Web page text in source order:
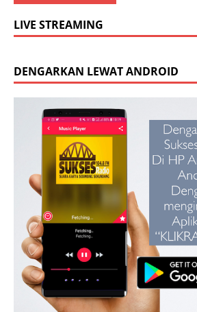
LIVE STREAMING
DENGARKAN LEWAT ANDROID